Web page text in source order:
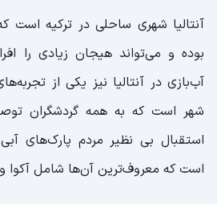
آنتالیا شهری ساحلی در ترکیه است
بوده و می‌تواند هیجان زیادی را
آب‌بازی در آنتالیا نیز یکی از
شهر است که به همه گردشگران
استقبال بی نظیر مردم پارک‌های
است که معروف‌ترین آن‌ها شامل